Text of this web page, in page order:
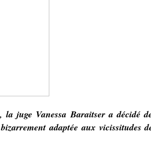
juge Vanessa Baraitser a décidé
adaptée aux vicissitudes